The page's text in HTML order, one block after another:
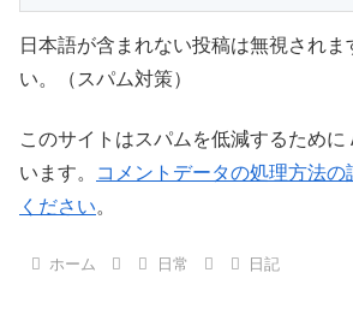
日本語が含まれない投稿は無視されま
い。（スパム対策）
このサイトはスパムを低減するために
います。
コメントデータの処理方法
ください。
ホーム 日常 日記